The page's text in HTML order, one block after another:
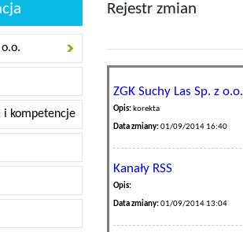
o.o.
i kompetencje
Rejestr zmian
ZGK Suchy Las Sp. z o.o.
Opis: korekta
Data zmiany:01/09/2014 16:40
Kanały RSS
Opis:
Data zmiany:01/09/2014 13:04